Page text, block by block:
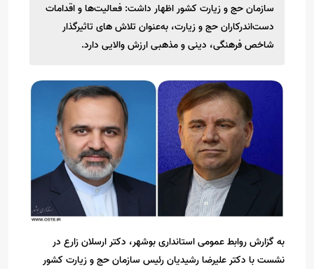
سازمان حج و زیارت کشور اظهار داشت: فعالیت‌ها و اقدامات
دست‌اندرکاران حج و زیارت، به‌عنوان تلاش های تاثیرگذار
شاخص فرهنگی، دینی و مذهبی ارزش والایی دارد.
به گزارش روابط عمومی استانداری بوشهر، دکتر ارسلان زارع در
نشست با دکتر علیرضا رشیدیان رئیس سازمان حج و زیارت کشور